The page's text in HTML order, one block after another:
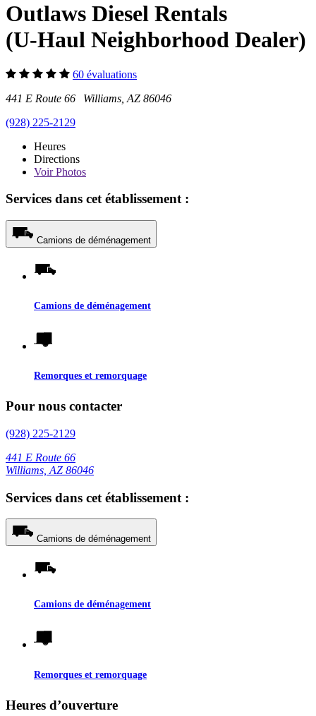
Outlaws Diesel Rentals
(U-Haul Neighborhood Dealer)
60 évaluations
441 E Route 66 Williams, AZ 86046
(928) 225-2129
Heures
Directions
VoirPhotos
Services dans cet établissement :
Camions de déménagement
Camions de déménagement
Remorques et remorquage
Pour nous contacter
(928) 225-2129
441 E Route 66
Williams, AZ 86046
Services dans cet établissement :
Camions de déménagement
Camions de déménagement
Remorques et remorquage
Heures d’ouverture